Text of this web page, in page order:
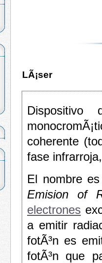
LÃ¡ser
coherente
fase
El nombre
Emision of
electrones
a emitir
fotÃ³n es
fotÃ³n que